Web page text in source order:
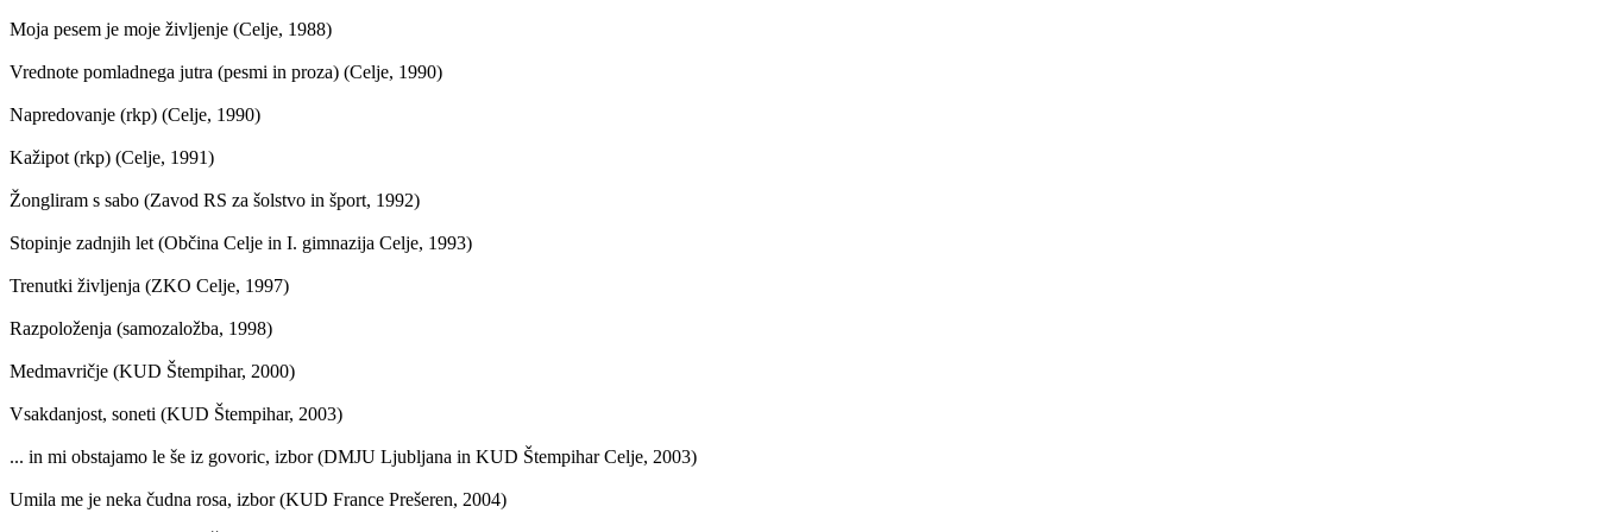
Moja pesem je moje življenje (Celje, 1988)
Vrednote pomladnega jutra (pesmi in proza) (Celje, 1990)
Napredovanje (rkp) (Celje, 1990)
Kažipot (rkp) (Celje, 1991)
Žongliram s sabo (Zavod RS za šolstvo in šport, 1992)
Stopinje zadnjih let (Občina Celje in I. gimnazija Celje, 1993)
Trenutki življenja (ZKO Celje, 1997)
Razpoloženja (samozaložba, 1998)
Medmavričje (KUD Štempihar, 2000)
Vsakdanjost, soneti (KUD Štempihar, 2003)
... in mi obstajamo le še iz govoric, izbor (DMJU Ljubljana in KUD Štempihar Celje, 2003)
Umila me je neka čudna rosa, izbor (KUD France Prešeren, 2004)